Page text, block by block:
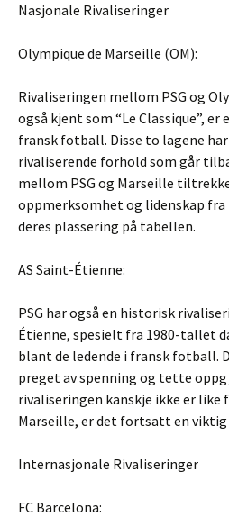
Nasjonale Rivaliseringer
Olympique de Marseille (OM):
Rivaliseringen mellom PSG og
også kjent som “Le Classique”, er
fransk fotball. Disse to lagene
rivaliserende forhold som går
mellom PSG og Marseille
oppmerksomhet og lidenskap fra
deres plassering på tabellen.
AS Saint-Étienne:
PSG har også en historisk
Étienne, spesielt fra 1980-tallet
blant de ledende i fransk fotball.
preget av spenning og tette
rivaliseringen kanskje ikke er like
Marseille, er det fortsatt en viktig
Internasjonale Rivaliseringer
FC Barcelona: